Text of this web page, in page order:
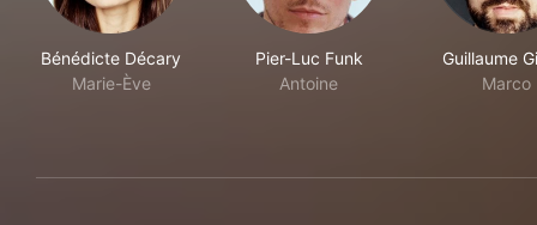
Bénédicte Décary
Marie-Ève
Pier-Luc Funk
Antoine
Guillaume
Marco